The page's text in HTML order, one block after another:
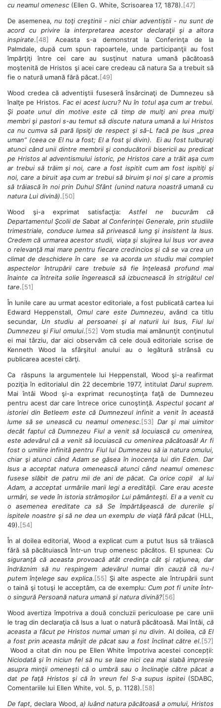
cu neamul omenesc (Ellen G. White, Scrisoarea 17, 1878).[47]
De asemenea, nu toţi creştinii - nici chiar adventiștii - nu sunt de
acord cu privire la interpretarea acestor declaraţii şi a altora
inspirate.[48]
Aceasta s-a demonstrat la Conferinţa de la
Palmdale, după cum spun rapoartele, unde participanţii au fost
împărţiţi între cei care au susţinut natura umană păcătoasă
moştenită de Hristos şi acei care credeau că natura Sa a trebuit să
fie o natură umană fără păcat.[49]
Wood credea că adventiştii fuseseră însărcinaţi de Dumnezeu să
înalţe pe Hristos. Fac ei acest lucru? Nu în totul aşa cum ar trebui.
Şi poate unul din motive este că timp de mulţi ani prea mulţi
membri şi pastori s-au temut să discute natura umană a lui Hristos
ca nu cumva să pară lipsiţi de respect şi să-L facă pe Isus „prea
uman” (ceea ce El nu a fost; El a fost şi divin). Ei au fost tulburaţi
atunci când unii dintre membrii şi conducătorii bisericii au predicat
pe Hristos al adventismului istoric, pe Hristos care a trăit aşa cum
ar trebui să trăim şi noi, care a fost ispitit cum am fost ispitiţi şi
noi, care a biruit aşa cum ar trebui să biruim şi noi şi care a promis
să trăiască în noi prin Duhul Sfânt (unind natura noastră umană cu
natura Lui divină).[50]
Wood şi-a exprimat satisfacţia:Astfel ne bucurăm că
Departamentul Şcolii de Sabat al Conferinţei Generale, prin studiile
trimestriale, conduce lumea să privească lung şi insistent la Isus.
Credem că urmarea acestor studii, viaţa şi slujirea lui Isus vor avea
o relevanţă mai mare pentru fiecare credincios şi că se va crea un
climat de deschidere în care se va acorda un studiu mai complet
aspectelor întrupării care trebuie să fie înţeleasă profund mai
înainte ca întreita solie îngerească să izbucnească în strigătul cel
tare.[51]
În lunile care au urmat acestor editoriale, a fost publicată cartea lui
Edward Heppenstall, Omul care este Dumnezeu, având ca titlu
secundar, Un studiu al persoanei şi al naturii lui Isus, Fiul lui
Dumnezeu şi Fiul omului.[52] Vom studia mai amănunţit conţinutul
ei mai târziu, dar aici observăm că cele două editoriale scrise de
Kenneth Wood la sfârşitul anului au o legătură strânsă cu
publicarea acestei cărţi.
Ca răspuns la argumentele lui Heppenstall, Wood şi-a reafirmat
poziţia în editorialul din 22 decembrie 1977, intitulatDarul suprem.
Mai întâi Wood şi-a exprimat recunoştinţa faţă de Dumnezeu
pentru acest dar care întrece orice cunoştinţă.Aspectul şocant al
istoriei din Betleem este că Dumnezeul infinit a venit în această
lume să se unească cu neamul omenesc.[53] Dar şi mai uimitor
decât faptul că Dumnezeu Fiul a venit să locuiască cu omenirea,
este adevărul că a venit să locuiască cu omenirea păcătoasă! Ar fi
fost o umilire infinită pentru Fiul lui Dumnezeu să ia natura omului,
chiar şi atunci când Adam se găsea în inocenţa lui din Eden. Dar
Isus a acceptat natura omenească atunci când neamul omenesc
fusese slăbit de patru mii de ani de păcat. Ca orice copil al lui
Adam, a acceptat urmările marii legi a eredităţii. Care erau aceste
urmări, se vede în istoria strămoşilor Lui pământeşti. El a a venit cu
o asemenea ereditate ca să Se împărtăşească de durerile şi
ispitele noastre şi să ne dea un exemplu de viaţă fără păcat (HLL,
49).[54]
În al doilea editorial, Wood a explicat cum a putut Isus să trăiască
fără să păcătuiască într-un trup omenesc păcătos. El spunea: Cu
siguranţă că aceasta provoacă atât credinţa cât şi raţiunea, dar
îndrăznim să nu respingem adevărul numai din cauză că nu-l
putem înţelege sau explica.[55] Şi alte aspecte ale întrupării sunt
o taină şi totuşi le acceptăm, ca de exemplu: Cum pot fi unite într-
o singură Persoană natura umană şi natura divină?[56]
Wood avertiza împotriva a două concluzii periculoase pe care unii
le trag din declaraţia că Isus a luat o natură păcătoasă. Mai întâi, că
aceasta a făcut pe Hristos numai uman şi nu divin. Al doilea,că El
a fost prin aceasta mânjit de păcat sau a fost înclinat către el.[57]
Wood a citat din nou pe Ellen White împotriva acestei concepții:
Niciodată şi în niciun fel să nu se lase nici cea mai slabă impresie
asupra minţii omeneşti că o umbră sau o înclinaţie către păcat a
dat pe faţă Hristos şi că în vreun fel S-a supus ispitei(SDABC,
Comentariile lui Ellen White, vol. 5, p. 1128).[58]
De fapt, declara Wood, a) luând natura păcătoasă a omului, Hristos